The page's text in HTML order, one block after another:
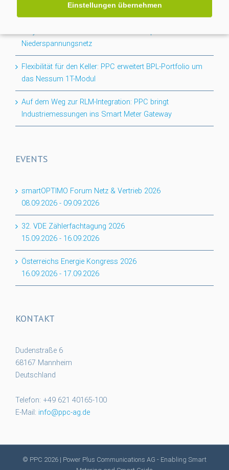
Einstellungen übernehmen
Projektabschluss CACTUS: Mehr Transparenz für das
Niederspannungsnetz
Flexibilität für den Keller: PPC erweitert BPL-Portfolio um
das Nessum 1T-Modul
Auf dem Weg zur RLM-Integration: PPC bringt
Industriemessungen ins Smart Meter Gateway
EVENTS
smartOPTIMO Forum Netz & Vertrieb 2026
08.09.2026 - 09.09.2026
32. VDE Zählerfachtagung 2026
15.09.2026 - 16.09.2026
Österreichs Energie Kongress 2026
16.09.2026 - 17.09.2026
KONTAKT
Dudenstraße 6
68167 Mannheim
Deutschland
Telefon: +49 621 40165-100
E-Mail: info@ppc-ag.de
© PPC 2026 | Power Plus Communications AG - Enabling Smart